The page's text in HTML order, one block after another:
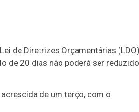
de Diretrizes Orçamentárias
de 20 dias não poderá ser
de um terço, com o